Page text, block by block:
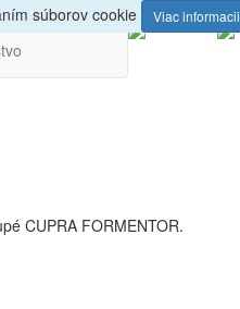
CUPRA FORMENTOR.
súborov cookie Viac informacii